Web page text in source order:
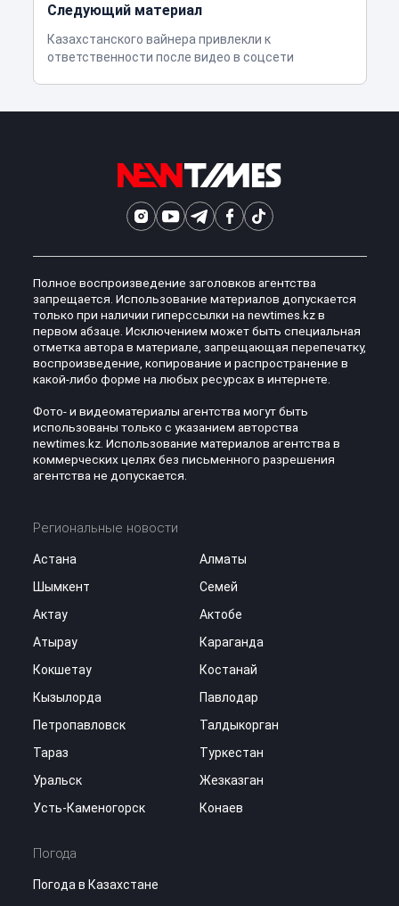
Следующий материал
Казахстанского вайнера привлекли к
ответственности после видео в соцсети
Полное воспроизведение заголовков агентства
запрещается. Использование материалов допускается
только при наличии гиперссылки на newtimes.kz в
первом абзаце. Исключением может быть специальная
отметка автора в материале, запрещающая перепечатку,
воспроизведение, копирование и распространение в
какой-либо форме на любых ресурсах в интернете.
Фото- и видеоматериалы агентства могут быть
использованы только с указанием авторства
newtimes.kz. Использование материалов агентства в
коммерческих целях без письменного разрешения
агентства не допускается.
Региональные новости
Астана
Алматы
Шымкент
Семей
Актау
Актобе
Атырау
Караганда
Кокшетау
Костанай
Кызылорда
Павлодар
Петропавловск
Талдыкорган
Тараз
Туркестан
Уральск
Жезказган
Усть-Каменогорск
Конаев
Погода
Погода в Казахстане